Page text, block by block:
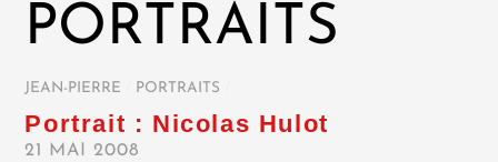
PORTRAITS
JEAN-PIERRE PORTRAITS
Portrait : Nicolas Hulot
21 MAI 2008